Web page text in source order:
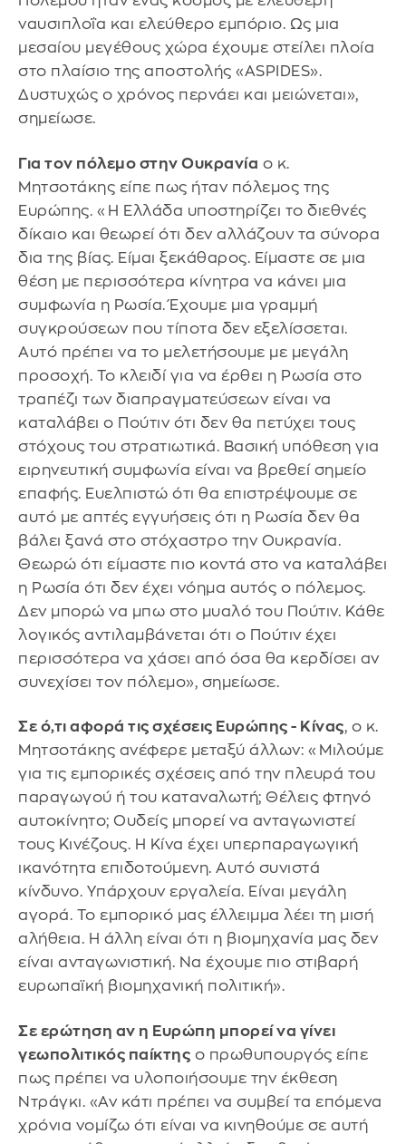
ναυσιπλοΐα και ελεύθερο εμπόριο. Ως μια
μεσαίου μεγέθους χώρα έχουμε στείλει πλοία
στο πλαίσιο της αποστολής «ASPIDES».
Δυστυχώς ο χρόνος περνάει και μειώνεται»,
σημείωσε.
Για τον πόλεμο στην Ουκρανία ο κ.
Μητσοτάκης είπε πως ήταν πόλεμος της
Ευρώπης. «Η Ελλάδα υποστηρίζει το διεθνές
δίκαιο και θεωρεί ότι δεν αλλάζουν τα σύνορα
δια της βίας. Είμαι ξεκάθαρος. Είμαστε σε μια
θέση με περισσότερα κίνητρα να κάνει μια
συμφωνία η Ρωσία. Έχουμε μια γραμμή
συγκρούσεων που τίποτα δεν εξελίσσεται.
Αυτό πρέπει να το μελετήσουμε με μεγάλη
προσοχή. Το κλειδί για να έρθει η Ρωσία στο
τραπέζι των διαπραγματεύσεων είναι να
καταλάβει ο Πούτιν ότι δεν θα πετύχει τους
στόχους του στρατιωτικά. Βασική υπόθεση για
ειρηνευτική συμφωνία είναι να βρεθεί σημείο
επαφής. Ευελπιστώ ότι θα επιστρέψουμε σε
αυτό με απτές εγγυήσεις ότι η Ρωσία δεν θα
βάλει ξανά στο στόχαστρο την Ουκρανία.
Θεωρώ ότι είμαστε πιο κοντά στο να καταλάβει
η Ρωσία ότι δεν έχει νόημα αυτός ο πόλεμος.
Δεν μπορώ να μπω στο μυαλό του Πούτιν. Κάθε
λογικός αντιλαμβάνεται ότι ο Πούτιν έχει
περισσότερα να χάσει από όσα θα κερδίσει αν
συνεχίσει τον πόλεμο», σημείωσε.
Σε ό,τι αφορά τις σχέσεις Ευρώπης - Κίνας, ο κ.
Μητσοτάκης ανέφερε μεταξύ άλλων: «Μιλούμε
για τις εμπορικές σχέσεις από την πλευρά του
παραγωγού ή του καταναλωτή; Θέλεις φτηνό
αυτοκίνητο; Ουδείς μπορεί να ανταγωνιστεί
τους Κινέζους. Η Κίνα έχει υπερπαραγωγική
ικανότητα επιδοτούμενη. Αυτό συνιστά
κίνδυνο. Υπάρχουν εργαλεία. Είναι μεγάλη
αγορά. Το εμπορικό μας έλλειμμα λέει τη μισή
αλήθεια. Η άλλη είναι ότι η βιομηχανία μας δεν
είναι ανταγωνιστική. Να έχουμε πιο στιβαρή
ευρωπαϊκή βιομηχανική πολιτική».
Σε ερώτηση αν η Ευρώπη μπορεί να γίνει
γεωπολιτικός παίκτης ο πρωθυπουργός είπε
πως πρέπει να υλοποιήσουμε την έκθεση
Ντράγκι. «Αν κάτι πρέπει να συμβεί τα επόμενα
χρόνια νομίζω ότι είναι να κινηθούμε σε αυτή